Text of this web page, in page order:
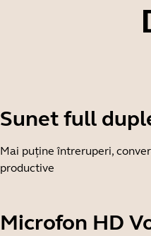
Sunet full
Mai puține întreruperi,
productive
Microfon HD